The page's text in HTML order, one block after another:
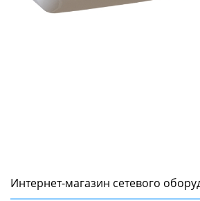
Интернет-магазин сетeвого